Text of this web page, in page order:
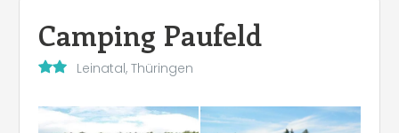
Camping Paufeld
Leinatal, Thüringen